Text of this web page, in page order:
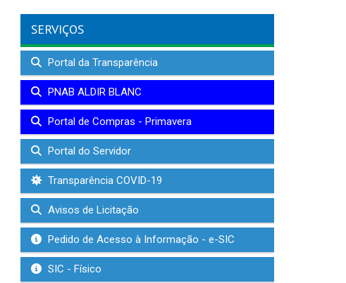
SERVIÇOS
Portal da Transparência
PNAB ALDIR BLANC
Portal de Compras - Primavera
Portal do Servidor
Transparência COVID-19
Avisos de Licitação
Pedido de Acesso à Informação - e-SIC
SIC - Físico